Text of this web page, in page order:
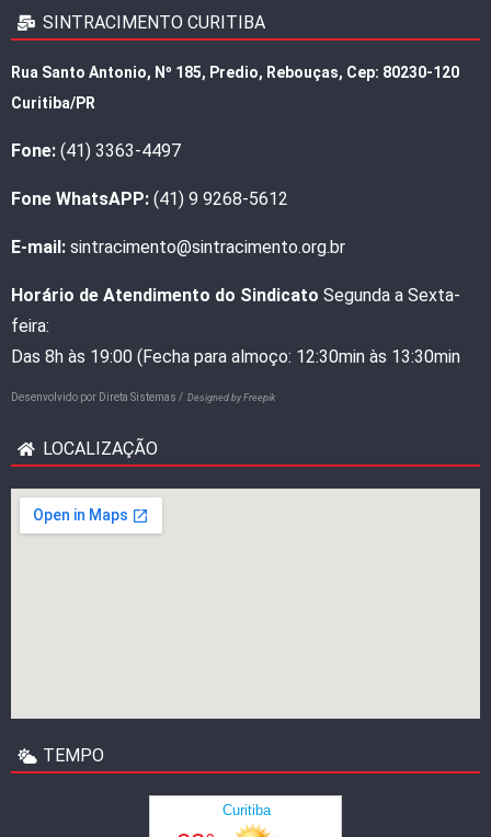
SINTRACIMENTO CURITIBA
Rua Santo Antonio, Nº 185, Predio, Rebouças, Cep: 80230-120
Curitiba/PR
Fone: (41) 3363-4497
Fone WhatsAPP: (41) 9 9268-5612
E-mail: sintracimento@sintracimento.org.br
Horário de Atendimento do Sindicato Segunda a Sexta-
feira:
Das 8h às 19:00 (Fecha para almoço: 12:30min às 13:30min
Desenvolvido por Direta Sistemas / Designed by Freepik
LOCALIZAÇÃO
TEMPO